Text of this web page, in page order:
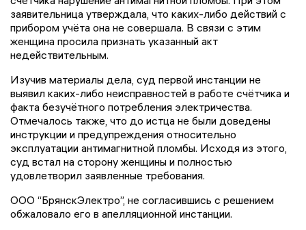
заявительница утверждала, что каких-либо действий с
прибором учёта она не совершала. В связи с этим
женщина просила признать указанный акт
недействительным.
Изучив материалы дела, суд первой инстанции не
выявил каких-либо неисправностей в работе счётчика и
факта безучётного потребления электричества.
Отмечалось также, что до истца не были доведены
инструкции и предупреждения относительно
эксплуатации антимагнитной пломбы. Исходя из этого,
суд встал на сторону женщины и полностью
удовлетворил заявленные требования.
ООО “БрянскЭлектро”, не согласившись с решением
обжаловало его в апелляционной инстанции.